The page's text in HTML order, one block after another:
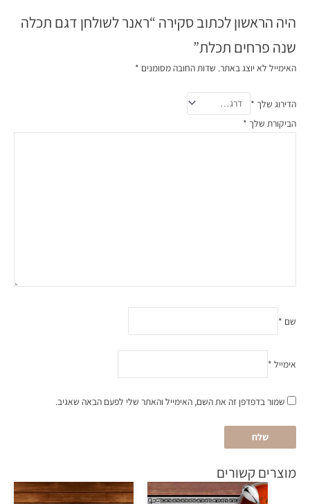
היה הראשון לכתוב סקירה “ראנר לשולחן דגם תכלה
שנה פרחים תכלת”
האימייל לא יוצג באתר. שדות החובה מסומנים *
הדירוג שלך *
הביקורת שלך *
שם *
אימייל *
שמור בדפדפן זה את השם, האימייל והאתר שלי לפעם הבאה שאגיב.
מוצרים קשורים